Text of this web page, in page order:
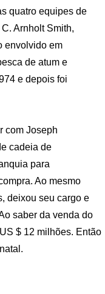
quatro equipes de
Arnholt Smith,
envolvido em
de atum e
e depois foi
com Joseph
cadeia de
para
Ao mesmo
deixou seu cargo e
saber da venda do
$ 12 milhões. Então